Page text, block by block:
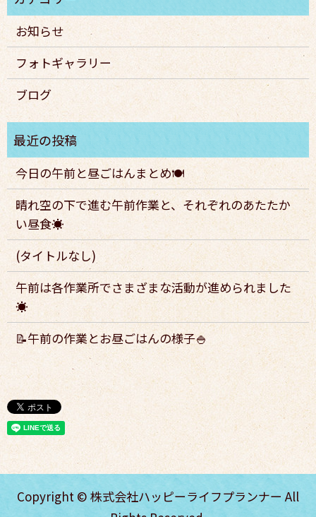
お知らせ
フォトギャラリー
ブログ
今日の午前と昼ごはんまとめ🍽️
晴れ空の下で進む午前作業と、それぞれのあたたか
い昼食☀️
(タイトルなし)
午前は各作業所でさまざまな活動が進められました
☀️
📝午前の作業とお昼ごはんの様子🍚
Copyright © 株式会社ハッピーライフプランナー All